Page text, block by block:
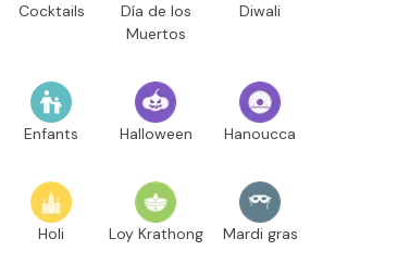
Cocktails
Día de los
Muertos
Diwali
Enfants Halloween Hanoucca
Holi Loy Krathong Mardi gras